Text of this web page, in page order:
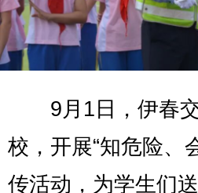
9月1日，伊春交
校，开展“知危险、
传活动，为学生们